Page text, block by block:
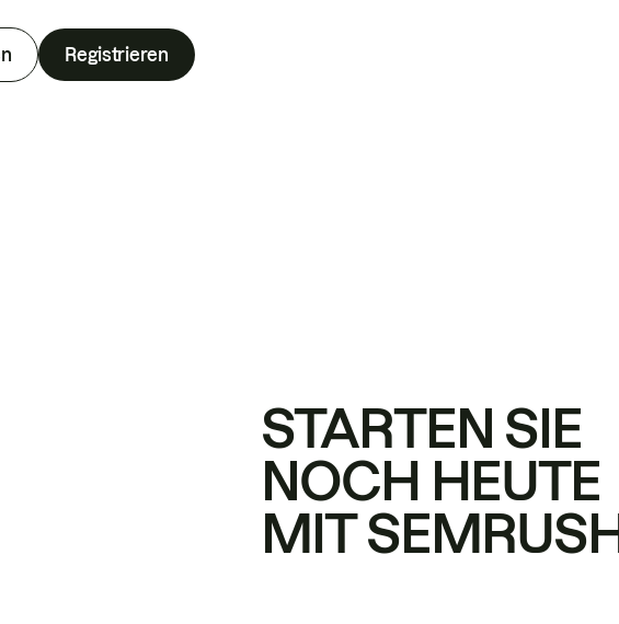
Registrieren
STARTEN SIE
NOCH HEUTE
MIT